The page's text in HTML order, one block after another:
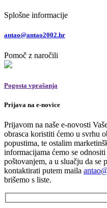
Splošne informacije
antao@antao2002.hr
Pomoč z naročili
Pogosta vprašanja
Prijava na e-novice
Prijavom na naše e-novosti
obrasca koristiti ćemo u svrhu
popustima, te ostalim
informacijama ćemo se
poštovanjem, a u sluačju da se
kontaktirati putem maila
brišemo s liste.